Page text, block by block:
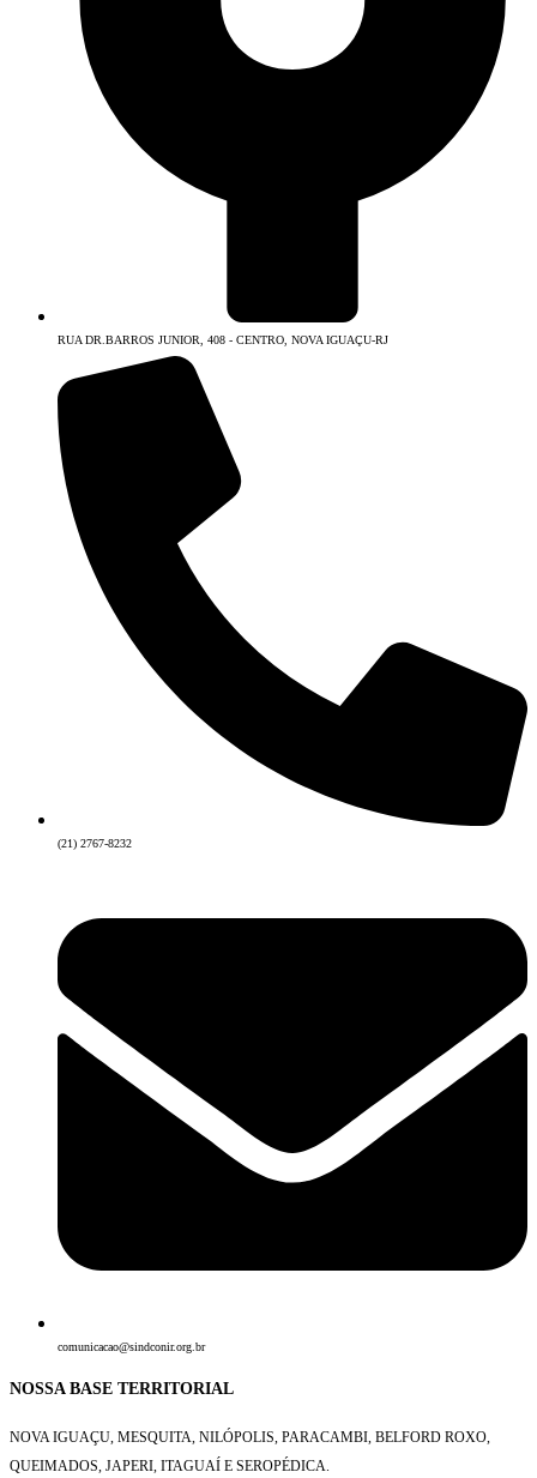
RUA DR.BARROS JUNIOR, 408 - CENTRO, NOVA IGUAÇU-RJ
(21) 2767-8232
comunicacao@sindconir.org.br
NOSSA BASE TERRITORIAL
NOVA IGUAÇU, MESQUITA, NILÓPOLIS, PARACAMBI, BELFORD ROXO,
QUEIMADOS, JAPERI, ITAGUAÍ E SEROPÉDICA.